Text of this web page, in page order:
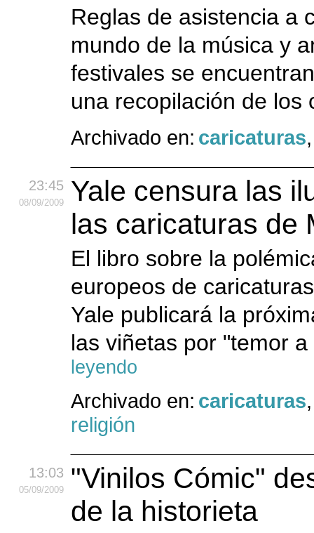
Reglas de asistencia a
mundo de la música y
festivales se
una recopilación de
Archivado en: caricaturas
23:45
08/09/2009
Yale censura las
las caricaturas de
El libro sobre la
europeos de
Yale publicará la
las viñetas por "temor
leyendo
Archivado en: caricaturas
religión
13:03
05/09/2009
"Vinilos Cómic"
de la historieta